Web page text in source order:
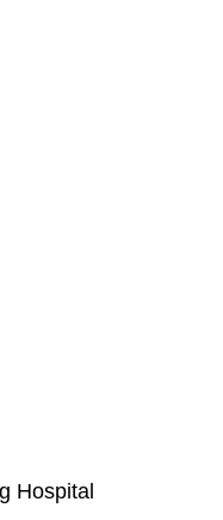
Hospital